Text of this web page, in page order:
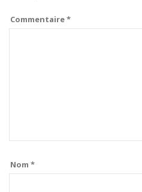
Commentaire*
Nom *